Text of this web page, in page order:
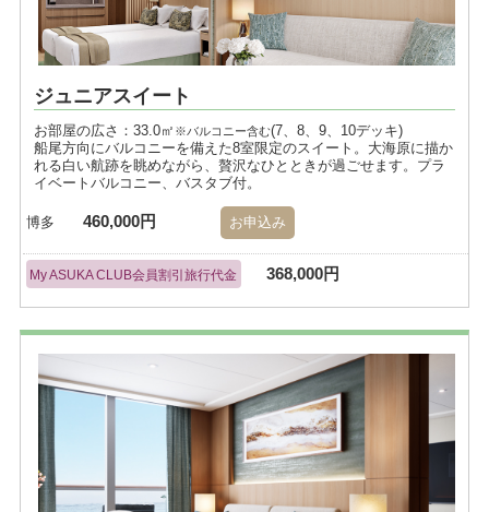
ジュニアスイート
お部屋の広さ：33.0㎡ ※バルコニー含む(7、8、9、10デッキ)
船尾方向にバルコニーを備えた8室限定のスイート。大海原に描か
れる白い航跡を眺めながら、贅沢なひとときが過ごせます。プラ
イベートバルコニー、バスタブ付。
博多 460,000円 お申込み
My ASUKA CLUB会員割引旅行代金 368,000円